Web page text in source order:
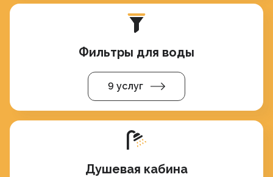
Фильтры для воды
9 услуг
Душевая кабина